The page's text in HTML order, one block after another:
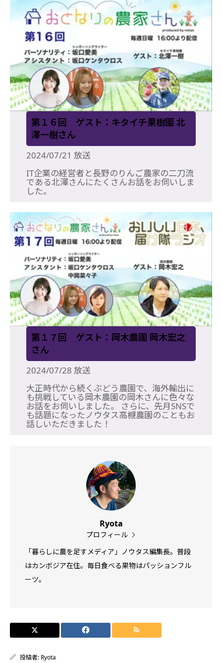
第１６回 ゲスト：キタイチ果樹園 北
澤一樹さん
2024/07/21 放送
IT企業の経営者と長野のりんご農家の二刀流
である北澤さんにたくさんお話をお伺いしま
した。
第１７回 ゲスト：岡木農園 岡木宏之
さん
2024/07/28 放送
大正時代から続くぶどう農園で、海外輸出に
も挑戦している岡木農園の岡木さんに色々な
お話をお伺いしました。 さらに、先月SNSで
も話題になったノウタス高槻農園のこともお
話しいただきました！
Ryota
プロフィール
「暮らしに農を足すメディア」ノウタス編集長。普段
はカンボジア在住。毎日食べる果物はパッションフル
ーツ。
投稿者: Ryota